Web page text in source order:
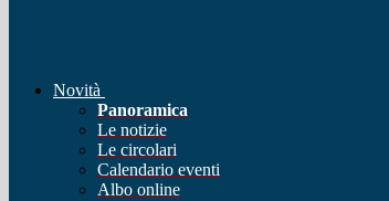
Novità
Panoramica
Le notizie
Le circolari
Calendario eventi
Albo online